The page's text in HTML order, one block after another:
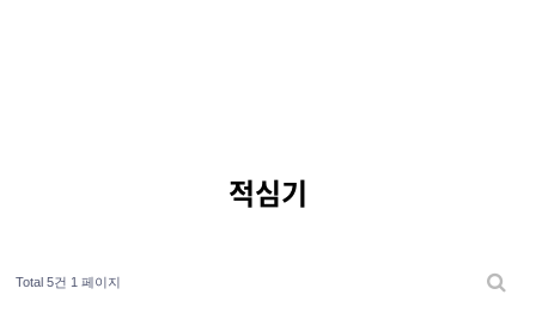
적심기
Total 5건 1 페이지